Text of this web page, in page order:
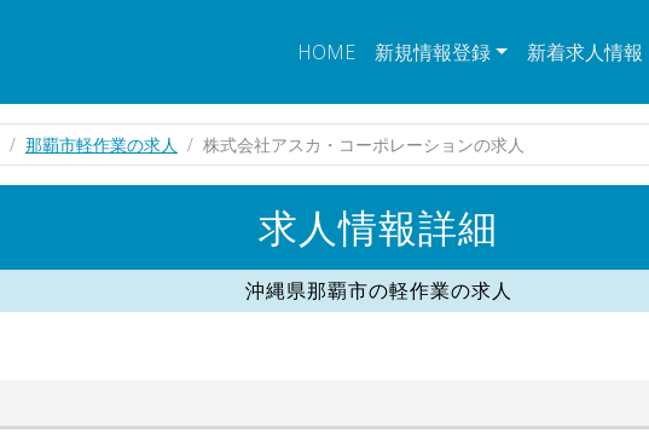
HOME 新規情報登録 新着求人情報
那覇市軽作業の求人 株式会社アスカ・コーポレーションの求人
求人情報詳細
沖縄県那覇市の軽作業の求人